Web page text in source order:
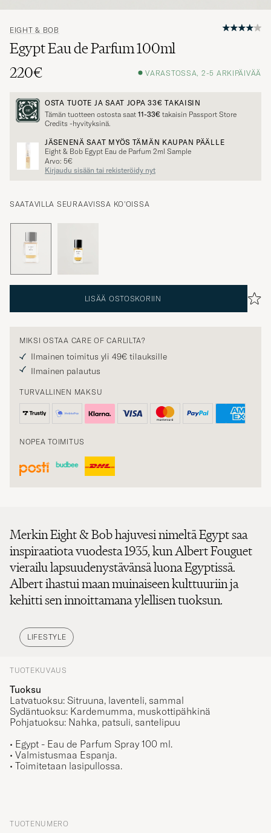
EIGHT & BOB
Egypt Eau de Parfum 100ml
220€
VARASTOSSA, 2-5 ARKIPÄIVÄÄ
OSTA TUOTE JA SAAT JOPA33€ TAKAISIN
Tämän tuotteen ostosta saat 11-33€ takaisin Passport Store
Credits -hyvityksinä.
JÄSENENÄ SAAT MYÖS TÄMÄN KAUPAN PÄÄLLE
Eight & Bob Egypt Eau de Parfum 2ml Sample
Arvo: 5€
Kirjaudu sisään tai rekisteröidy nyt
SAATAVILLA SEURAAVISSA KO'OISSA
LISÄÄ OSTOSKORIIN
MIKSI OSTAA CARE OF CARLILTA?
Ilmainen toimitus yli 49€ tilauksille
Ilmainen palautus
TURVALLINEN MAKSU
NOPEA TOIMITUS
Merkin Eight & Bob hajuvesi nimeltä Egypt saa
inspiraatiota vuodesta 1935, kun Albert Fouguet
vierailu lapsuudenystävänsä luona Egyptissä.
Albert ihastui maan muinaiseen kulttuuriin ja
kehitti sen innoittamana ylellisen tuoksun.
LIFESTYLE
TUOTEKUVAUS
Tuoksu
Latvatuoksu: Sitruuna, laventeli, sammal
Sydäntuoksu: Kardemumma, muskottipähkinä
Pohjatuoksu: Nahka, patsuli, santelipuu
• Egypt - Eau de Parfum Spray 100 ml.
• Valmistusmaa Espanja.
• Toimitetaan lasipullossa.
TUOTENUMERO